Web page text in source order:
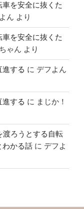
を安全に抜くた
ん より
を安全に抜くた
ゃん より
する に デフよん
する に まじか！
渡ろうとする自転
わかる話 に デフよ